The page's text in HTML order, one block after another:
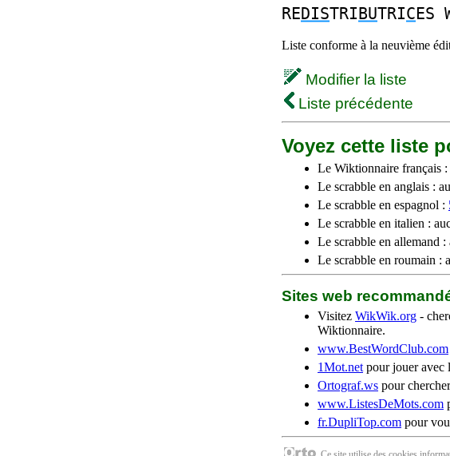
REDISTRIBUTRICES
Liste conforme à la neuvième
Modifier la liste
Liste précédente
Voyez cette liste
Le Wiktionnaire français :
Le scrabble en anglais :
Le scrabble en espagnol :
Le scrabble en italien :
Le scrabble en allemand :
Le scrabble en roumain :
Sites web
Visitez WikWik.org -
Wiktionnaire.
www.BestWordClub.com
1Mot.net pour jouer avec
Ortograf.ws pour
www.ListesDeMots.com
fr.DupliTop.com pour